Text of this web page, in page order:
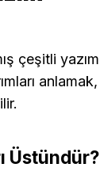
çeşitli yazım
anlamak,
Üstündür?